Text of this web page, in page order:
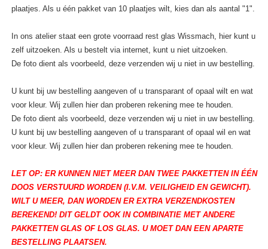
plaatjes. Als u één pakket van 10 plaatjes wilt, kies dan als aantal "1".
In ons atelier staat een grote voorraad rest glas Wissmach, hier kunt u
zelf uitzoeken. Als u bestelt via internet, kunt u niet uitzoeken.
De foto dient als voorbeeld, deze verzenden wij u niet in uw bestelling.
U kunt bij uw bestelling aangeven of u transparant of opaal wilt en wat
voor kleur. Wij zullen hier dan proberen rekening mee te houden.
De foto dient als voorbeeld, deze verzenden wij u niet in uw bestelling.
U kunt bij uw bestelling aangeven of u transparant of opaal wil en wat
voor kleur. Wij zullen hier dan proberen rekening mee te houden.
LET OP: ER KUNNEN NIET MEER DAN TWEE PAKKETTEN IN ÉÉN
DOOS VERSTUURD WORDEN (I.V.M. VEILIGHEID EN GEWICHT).
WILT U MEER, DAN WORDEN ER EXTRA VERZENDKOSTEN
BEREKEND! DIT GELDT OOK IN COMBINATIE MET ANDERE
PAKKETTEN GLAS OF LOS GLAS. U MOET DAN EEN APARTE
BESTELLING PLAATSEN.